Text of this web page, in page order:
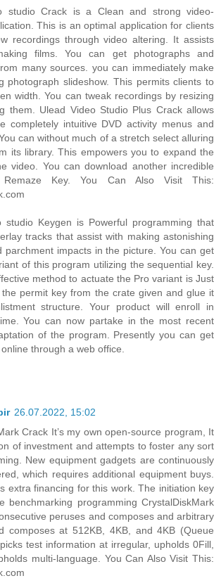
studio Crack is a Clean and strong video-
This is an optimal application for clients
recordings through video altering. It assists
films. You can get photographs and
many sources. you can immediately make
photograph slideshow. This permits clients to
width. You can tweak recordings by resizing
them. Ulead Video Studio Plus Crack allows
completely intuitive DVD activity menus and
can without much of a stretch select alluring
its library. This empowers you to expand the
video. You can download another incredible
Remaze Key. You Can Also Visit This:
studio Keygen is Powerful programming that
tracks that assist with making astonishing
parchment impacts in the picture. You can get
of this program utilizing the sequential key.
method to actuate the Pro variant is Just
permit key from the crate given and glue it
structure. Your product will enroll in
You can now partake in the most recent
of the program. Presently you can get
through a web office.
26.07.2022, 15:02
Crack It’s my own open-source program, It
of investment and attempts to foster any sort
New equipment gadgets are continuously
which requires additional equipment buys.
extra financing for this work. The initiation key
benchmarking programming CrystalDiskMark
peruses and composes and arbitrary
composes at 512KB, 4KB, and 4KB (Queue
test information at irregular, upholds 0Fill,
multi-language. You Can Also Visit This: